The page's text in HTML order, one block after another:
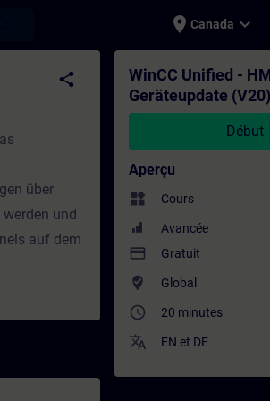
place Canada expand_more
- Formation - Formation
share
über
und
auf dem
WinCC Unified -
Geräteupdate (V20)
Début
Aperçu
widgets Cours
Avancée
payment Gratuit
where_to_vote Global
access_time 20 minutes
translate EN et DE